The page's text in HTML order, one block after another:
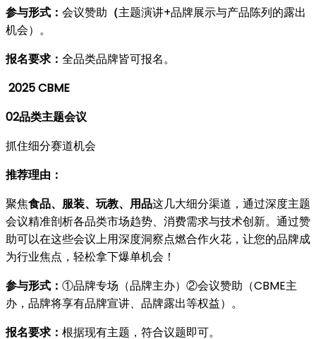
参与形式： 会议赞助 （主题演讲+品牌展示与产品陈列的露出
机会）。
报名要求： 全品类品牌皆可报名。
2025 CBME
02品类主题会议
抓住细分赛道机会
推荐理由：
聚焦食品、服装、玩教、用品这几大细分渠道，通过深度主题
会议精准剖析各品类市场趋势、消费需求与技术创新。通过赞
助可以在这些会议上用深度洞察点燃合作火花，让您的品牌成
为行业焦点，轻松拿下爆单机会！
参与形式： ①品牌专场（品牌主办）②会议赞助（CBME主
办，品牌将享有品牌宣讲、品牌露出等权益）。
报名要求： 根据现有主题，符合议题即可。